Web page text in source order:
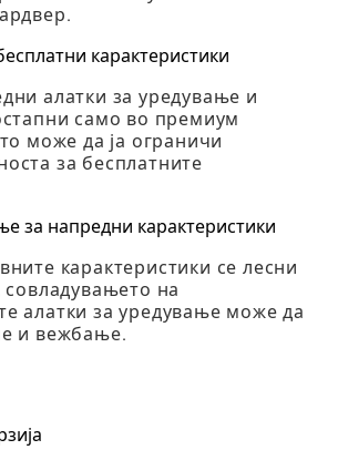
карактеристики
алатки за уредување и
само во премиум
може да ја ограничи
за бесплатните
за напредни карактеристики
карактеристики се лесни
совладувањето на
алатки за уредување може да
и вежбање.